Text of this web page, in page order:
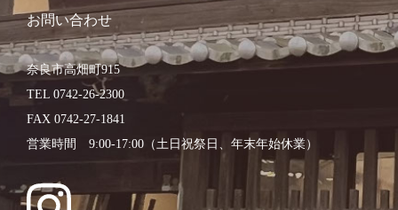
お問い合わせ
奈良市高畑町915
TEL 0742-26-2300
FAX 0742-27-1841
営業時間 9:00-17:00（土日祝祭日、年末年始休業）